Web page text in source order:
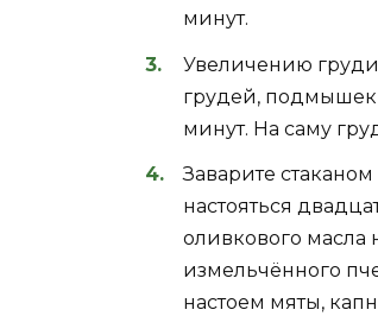
минут.
Увеличению груди
грудей, подмышек
минут. На саму
Заварите
настояться
оливкового масла
измельчённого
настоем мяты,